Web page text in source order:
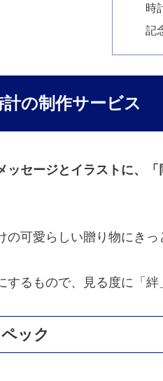
時
記
の制作サービス
ッセージとイラストに、
の可愛らしい贈り物にきっ
するもので、見る度に「絆
ック